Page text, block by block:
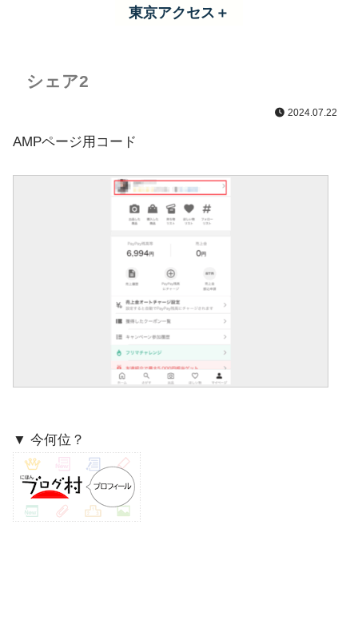
東京アクセス＋
シェア2
2024.07.22
AMPページ用コード
▼ 今何位？